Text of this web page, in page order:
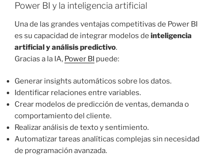
Power BI y la inteligencia artificial
Una de las grandes ventajas competitivas de Power BI
es su capacidad de integrar modelos de inteligencia
artificial y análisis predictivo.
Gracias a la IA, Power BI puede:
Generar insights automáticos sobre los datos.
Identificar relaciones entre variables.
Crear modelos de predicción de ventas, demanda o
comportamiento del cliente.
Realizar análisis de texto y sentimiento.
Automatizar tareas analíticas complejas sin necesidad
de programación avanzada.